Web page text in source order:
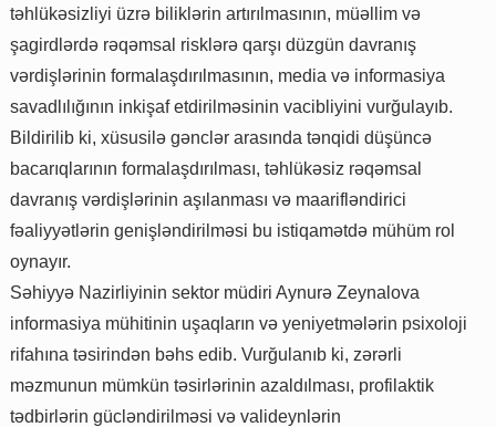
təhlükəsizliyi üzrə biliklərin artırılmasının, müəllim və
şagirdlərdə rəqəmsal risklərə qarşı düzgün davranış
vərdişlərinin formalaşdırılmasının, media və informasiya
savadlılığının inkişaf etdirilməsinin vacibliyini vurğulayıb.
Bildirilib ki, xüsusilə gənclər arasında tənqidi düşüncə
bacarıqlarının formalaşdırılması, təhlükəsiz rəqəmsal
davranış vərdişlərinin aşılanması və maarifləndirici
fəaliyyətlərin genişləndirilməsi bu istiqamətdə mühüm rol
oynayır.
Səhiyyə Nazirliyinin sektor müdiri Aynurə Zeynalova
informasiya mühitinin uşaqların və yeniyetmələrin psixoloji
rifahına təsirindən bəhs edib. Vurğulanıb ki, zərərli
məzmunun mümkün təsirlərinin azaldılması, profilaktik
tədbirlərin gücləndirilməsi və valideynlərin